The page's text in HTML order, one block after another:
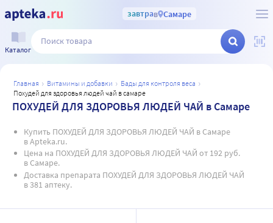
завтрав Самаре
Каталог
главная витамины и добавки
бады для контроля веса
похудей для здоровья людей чай в самаре
ПОХУДЕЙ ДЛЯ ЗДОРОВЬЯ ЛЮДЕЙ ЧАЙ в Самаре
Купить ПОХУДЕЙ ДЛЯ ЗДОРОВЬЯ ЛЮДЕЙ ЧАЙ в Самаре
в Apteka.ru.
Цена на ПОХУДЕЙ ДЛЯ ЗДОРОВЬЯ ЛЮДЕЙ ЧАЙ от 192 руб.
в Самаре.
Доставка препарата ПОХУДЕЙ ДЛЯ ЗДОРОВЬЯ ЛЮДЕЙ ЧАЙ
в 381 аптеку.